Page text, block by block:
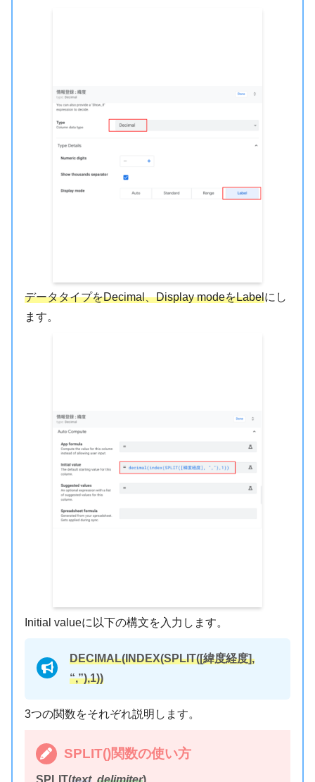
データタイプをDecimal、Display modeをLabelにし
ます。
Initial valueに以下の構文を入力します。
DECIMAL(INDEX(SPLIT([緯度経度],
“,”),1))
3つの関数をそれぞれ説明します。
SPLIT()関数の使い方
SPLIT(text, delimiter)